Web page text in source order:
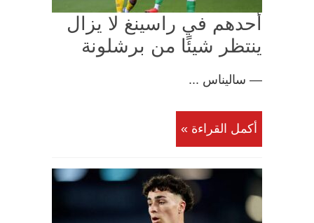
أحدهم في راسينغ لا يزال
ينتظر شيئًا من برشلونة
— ساليناس ...
أكمل القراءة »